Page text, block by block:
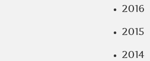
2016
2015
2014